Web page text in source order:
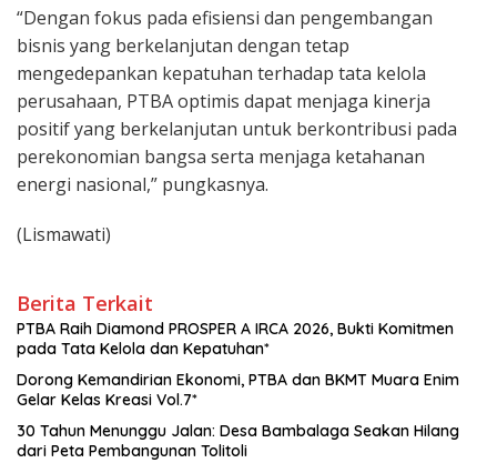
“Dengan fokus pada efisiensi dan pengembangan
bisnis yang berkelanjutan dengan tetap
mengedepankan kepatuhan terhadap tata kelola
perusahaan, PTBA optimis dapat menjaga kinerja
positif yang berkelanjutan untuk berkontribusi pada
perekonomian bangsa serta menjaga ketahanan
energi nasional,” pungkasnya.
(Lismawati)
Berita Terkait
PTBA Raih Diamond PROSPER A IRCA 2026, Bukti Komitmen
pada Tata Kelola dan Kepatuhan*
Dorong Kemandirian Ekonomi, PTBA dan BKMT Muara Enim
Gelar Kelas Kreasi Vol.7*
30 Tahun Menunggu Jalan: Desa Bambalaga Seakan Hilang
dari Peta Pembangunan Tolitoli